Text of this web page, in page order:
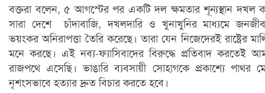
বক্তরা বলেন, ৫ আগস্টের পর একটি দল ক্ষমতার শূন্যস্থান দখল
সারা দেশে চাঁদাবাজি, দখলদারি ও খুনাখুনির মাধ্যমে
ভয়ংকর অনিরাপত্তা তৈরি করেছে। তারা যেন নিজেদেরই রাষ্ট্রের
মনে করছে। এই নব্য-ফ্যাসিবাদের বিরুদ্ধে প্রতিবাদ করতেই
রাজপথে এসেছি। ভাঙারি ব্যবসায়ী সোহাগকে প্রকাশ্যে পাথর
নৃশংসভাবে হত্যার দ্রুত বিচার করতে হবে।